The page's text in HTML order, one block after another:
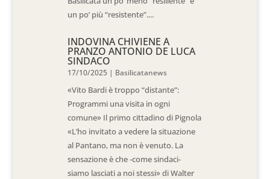
un po’ più “resistente”....
INDOVINA CHIVIENE A
PRANZO ANTONIO DE LUCA
SINDACO
17/10/2025 | Basilicatanews
«Vito Bardi è troppo “distante”:
Programmi una visita in ogni
comune» Il primo cittadino di Pignola
«L’ho invitato a vedere la situazione
al Pantano, ma non è venuto. La
sensazione è che -come sindaci-
siamo lasciati a noi stessi» di Walter